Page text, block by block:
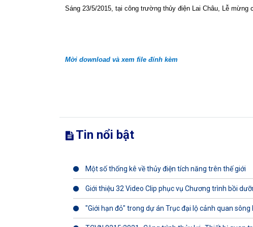
Sáng 23/5/2015, tại công trường thủy điện Lai Châu, Lễ
Mời download và xem file đính kèm
Tin nổi bật
Một số thống kê về thủy điện tích năng trên thế giới
Giới thiệu 32 Video Clip phục vụ Chương trình bồi
"Giới hạn đỏ" trong dự án Trục đại lộ cảnh quan sông